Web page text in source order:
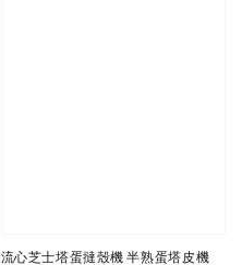
流心芝士塔蛋撻殼機 半熟蛋塔皮機